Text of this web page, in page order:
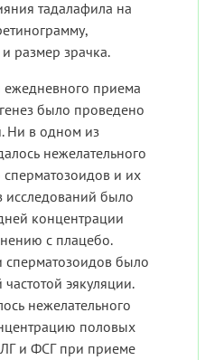
тадалафила на
размер зрачка.
приема
было проведено
Ни в одном из
нежелательного
и их
исследований было
концентрации
с плацебо.
было
эякуляции.
нежелательного
половых
ЛГ и ФCГ при приеме